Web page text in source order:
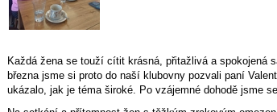
Každá žena se touží cítit krásná, přitažlivá a spokojená
března jsme si proto do naší klubovny pozvali paní
ukázalo, jak je téma široké. Po vzájemné dohodě jsme